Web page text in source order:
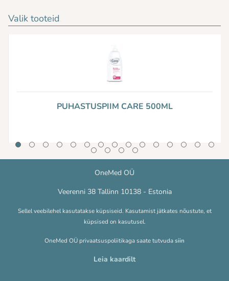
Valik tooteid
PUHASTUSPIIM CARE 500ML
OneMed OÜ
Veerenni 38 Tallinn 10138 - Estonia
Sellel veebilehel kasutatakse küpsiseid. Kasutamist jätkates nõustute, et
küpsised on kasutusel.
OneMed OÜ privaatsuspoliitikaga saate tutvudasiin
Leia kaardilt